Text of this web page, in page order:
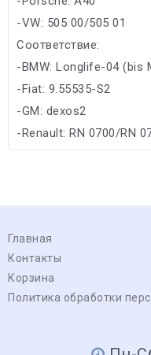
-VW: 505 00/505 01
Соответствие:
-BMW: Longlife-04 (bis
-Fiat: 9.55535-S2
-GM: dexos2
-Renault: RN 0700/RN
Главная
Контакты
Корзина
Политика обработки